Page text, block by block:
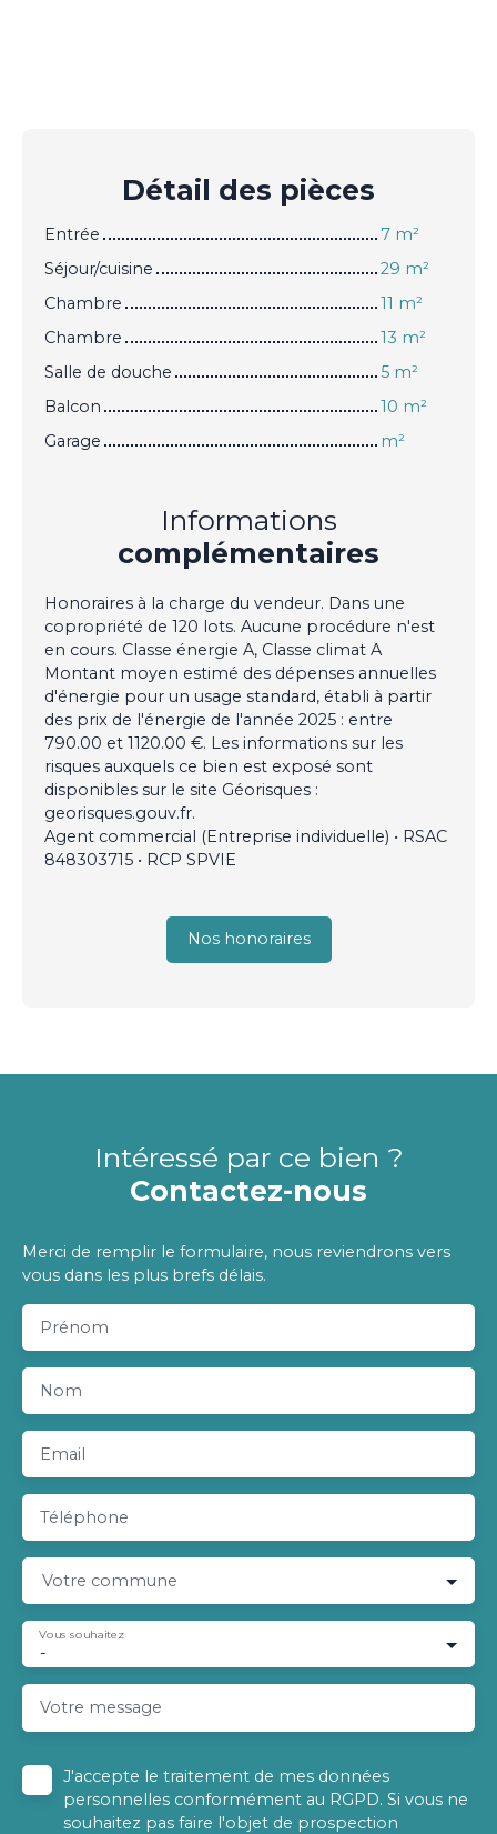
Détail des pièces
Entrée
7 m²
Séjour/cuisine
29 m²
Chambre
11 m²
Chambre
13 m²
Salle de douche
5 m²
Balcon
10 m²
Garage
m²
Informations
complémentaires
Honoraires à la charge du vendeur. Dans une
copropriété de 120 lots. Aucune procédure n'est
en cours. Classe énergie A, Classe climat A
Montant moyen estimé des dépenses annuelles
d'énergie pour un usage standard, établi à partir
des prix de l'énergie de l'année 2025 : entre
790.00 et 1120.00 €. Les informations sur les
risques auxquels ce bien est exposé sont
disponibles sur le site Géorisques :
georisques.gouv.fr.
Agent commercial (Entreprise individuelle) • RSAC
848303715 • RCP SPVIE
Nos honoraires
Intéressé par ce bien ?
Contactez-nous
Merci de remplir le formulaire, nous reviendrons vers
vous dans les plus brefs délais.
Prénom
Nom
Email
Téléphone
Votre commune
-
Vous souhaitez
Votre message
J'accepte le traitement de mes données
personnelles conformément au RGPD. Si vous ne
souhaitez pas faire l'objet de prospection